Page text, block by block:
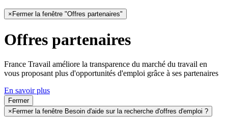
× Fermer la fenêtre "Offres partenaires"
Offres partenaires
France Travail améliore la transparence du marché du travail en
vous proposant plus d'opportunités d'emploi grâce à ses partenaires
En savoir plus
Fermer
× Fermer la fenêtre Besoin d'aide sur la recherche d'offres d'emploi ?